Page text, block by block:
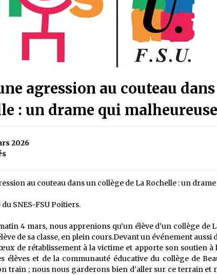
agression au couteau
: un drame qui
2026
au couteau dans un collège de La Rochelle : un
SNES-FSU Poitiers.
4 mars, nous apprenions qu’un élève d’un collège de
de sa classe, en plein cours.Devant un événement aussi
de rétablissement à la victime et apporte son soutien à
élèves et de la communauté éducative du collège de
train ; nous nous garderons bien d’aller sur ce terrain et